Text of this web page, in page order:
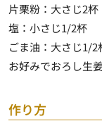
片栗粉：大さじ2杯
塩：小さじ1/2杯
ごま油：大さじ1/2
お好みでおろし生
作り方